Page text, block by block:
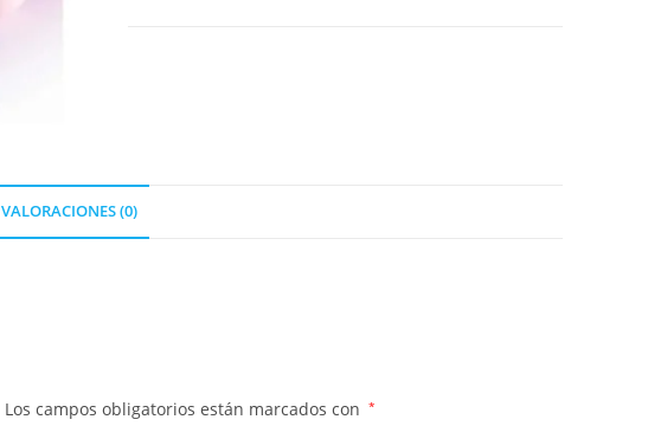
VALORACIONES (0)
Los campos obligatorios están marcados con *